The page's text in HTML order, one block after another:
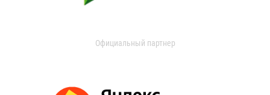
Официальный партнер